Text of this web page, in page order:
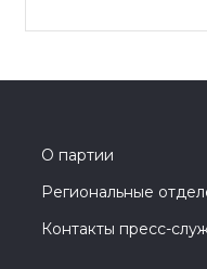
О партии
Региональные
Контакты пресс-